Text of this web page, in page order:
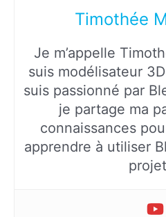
Timothée
Je m’appelle
suis modélisateur
suis passionné par
je partage ma
connaissances
apprendre à utiliser